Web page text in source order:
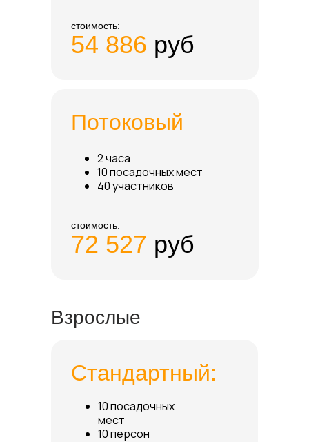
54 886 руб
стоимость:
Потоковый
2 часа
10 посадочных мест
40 участников
72 527 руб
стоимость:
Взрослые
10 посадочных
мест
10 персон
Стандартный: